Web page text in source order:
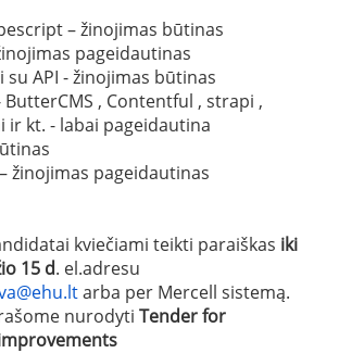
– žinojimas būtinas
pageidautinas
API - žinojimas būtinas
ButterCMS , Contentful , strapi ,
ir kt. - labai pageidautina
žinojimas pageidautinas
kviečiami teikti paraiškas iki
15 d. el.adresu
arba per Mercell sistemą.
nurodyti Tender for